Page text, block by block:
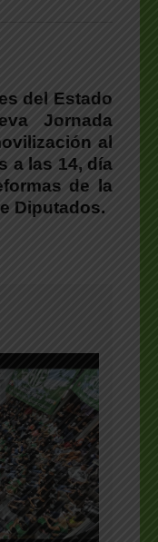
del Estado
Jornada
al
a las 14, día
de la
Diputados.